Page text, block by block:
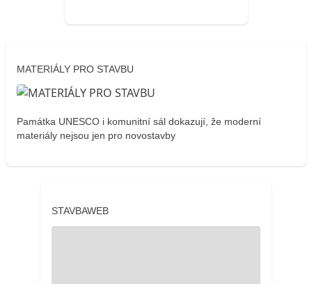
MATERIÁLY PRO STAVBU
Památka UNESCO i komunitní sál dokazují, že moderní
materiály nejsou jen pro novostavby
STAVBAWEB